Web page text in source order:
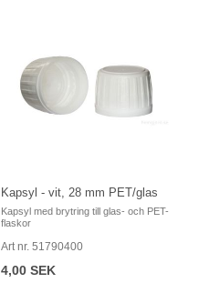
Kapsyl - vit, 28 mm PET/glas
Kapsyl med brytring till glas- och PET-
flaskor
Art nr. 51790400
4,00 SEK